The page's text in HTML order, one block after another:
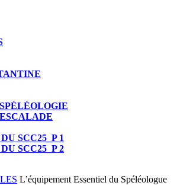
SCC25_P 1
SCC25_P 2
L’équipement Essentiel du Spéléologue